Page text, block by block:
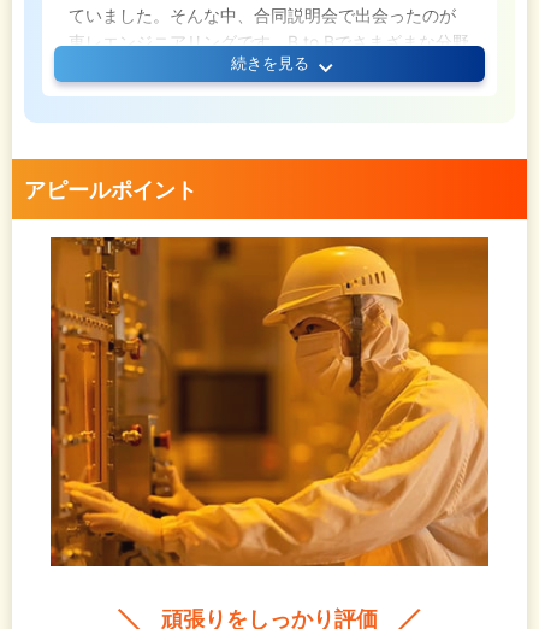
ていました。そんな中、合同説明会で出会ったのが
東レエンジニアリングです。B to Bでさまざまな分野
のものづくりを支える事業のなかでも、私が興味を
持ったのはプラント。そのスケールの大きさに意欲
がかき立てられたのです。また、プラントエンジニ
ニアとしてはもちろん、人としても大きく成長させ
続きを見る
アピールポイント
頑張りをしっかり評価